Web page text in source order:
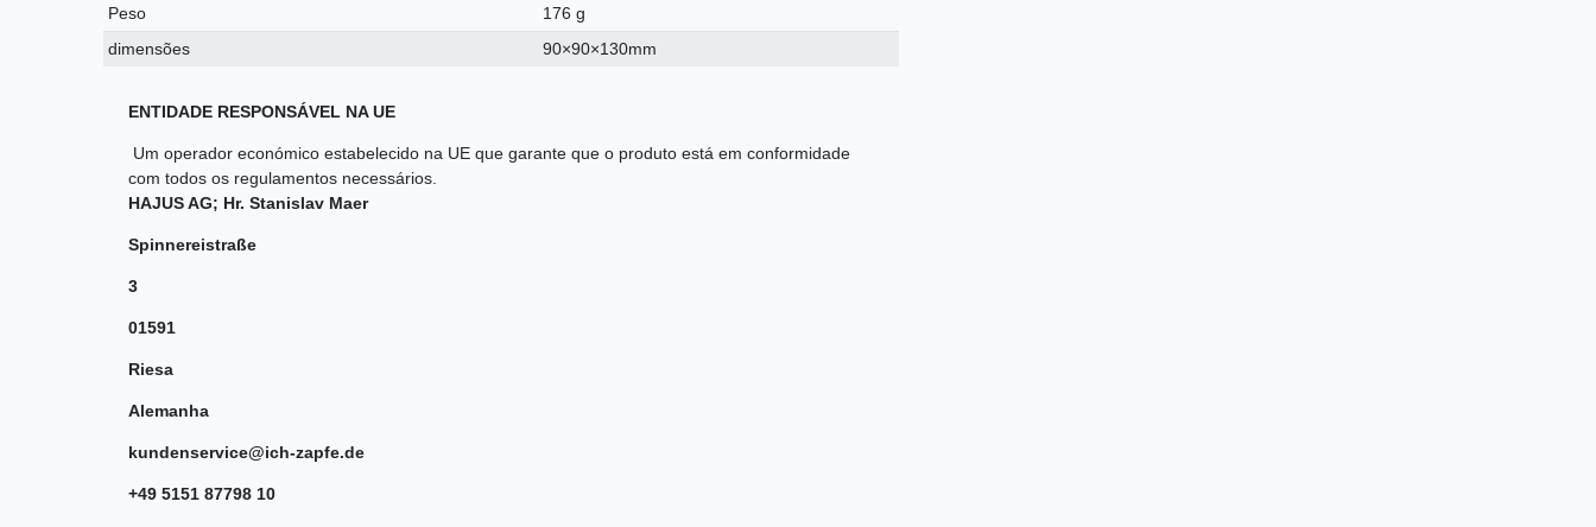
Peso
176 g
dimensões
90×90×130mm
ENTIDADE RESPONSÁVEL NA UE
Um operador económico estabelecido na UE que garante que o produto está em conformidade
com todos os regulamentos necessários.
HAJUS AG; Hr. Stanislav Maer
Spinnereistraße
3
01591
Riesa
Alemanha
kundenservice@ich-zapfe.de
+49 5151 87798 10